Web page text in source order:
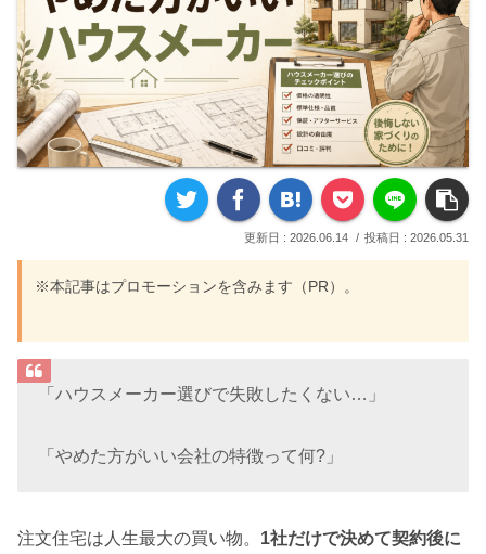
2026.06.14 2026.05.31
※本記事はプロモーションを含みます（PR）。
「ハウスメーカー選びで失敗したくない…」
「やめた方がいい会社の特徴って何?」
注文住宅は人生最大の買い物。 1社だけで決めて契約後に